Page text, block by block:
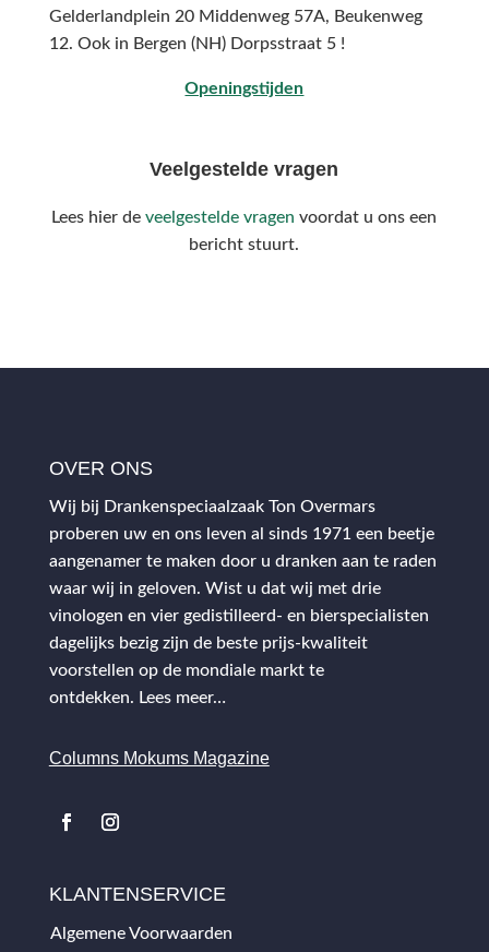
Gelderlandplein 20 Middenweg 57A, Beukenweg
12. Ook in Bergen (NH) Dorpsstraat 5 !
Openingstijden
Veelgestelde vragen
Lees hier deveelgestelde vragen voordat u ons een
bericht stuurt.
OVER ONS
Wij bij Drankenspeciaalzaak Ton Overmars
proberen uw en ons leven al sinds 1971 een beetje
aangenamer te maken door u dranken aan te raden
waar wij in geloven. Wist u dat wij met drie
vinologen en vier gedistilleerd- en bierspecialisten
dagelijks bezig zijn de beste prijs-kwaliteit
voorstellen op de mondiale markt te
ontdekken. Lees meer…
Columns Mokums Magazine
KLANTENSERVICE
Algemene Voorwaarden